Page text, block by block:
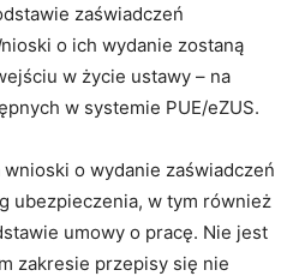
zaświadczeń
o ich wydanie zostaną
w życie ustawy – na
w systemie PUE/eZUS.
wnioski o wydanie zaświadczeń
ubezpieczenia, w tym również
umowy o pracę. Nie jest
zakresie przepisy się nie